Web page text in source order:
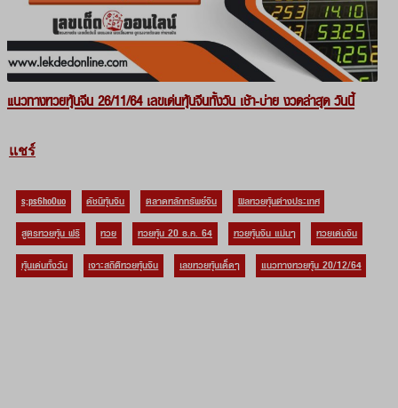
แนวทางหวยหุ้นจีน 26/11/64 เลขเด่นหุ้นจีนทั้งวัน เช้า-บ่าย งวดล่าสุด วันนี้
แชร์
s;ps6ho0uo ดัชนีหุ้นจีน ตลาดหลักทรัพย์จีน
ผลหวยหุ้นต่างประเทศ
สูตรหวยหุ้น ฟรี
หวย หวยหุ้น 20 ธ.ค. 64 หวยหุ้นจีน แม่นๆ
หวยเด่นจีน
หุ้นเด่นทั้งวัน
เจาะสถิติหวยหุ้นจีน เลขหวยหุ้นเด็ดๆ แนวทางหวยหุ้น 20/12/64